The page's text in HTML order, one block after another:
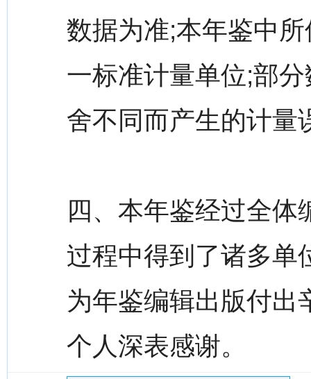
数据为准;本年鉴中
一标准计量单位;部
舍不同而产生的计量
四、本年鉴经过全
过程中得到了诸多单
为年鉴编辑出版付出
个人深表感谢。